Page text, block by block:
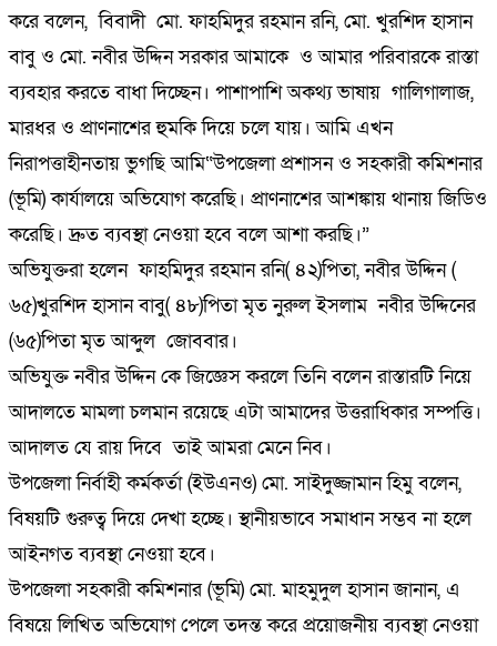
করে বলেন, বিবাদী মো. ফাহমিদুর রহমান রনি, মো. খুরশিদ হাসান
বাবু ও মো. নবীর উদ্দিন সরকার আমাকে ও আমার পরিবারকে রাস্তা
ব্যবহার করতে বাধা দিচ্ছেন। পাশাপাশি অকথ্য ভাষায় গালিগালাজ,
মারধর ও প্রাণনাশের হুমকি দিয়ে চলে যায়। আমি এখন
নিরাপত্তাহীনতায় ভুগছি আমি“উপজেলা প্রশাসন ও সহকারী কমিশনার
(ভূমি) কার্যালয়ে অভিযোগ করেছি। প্রাণনাশের আশঙ্কায় থানায় জিডিও
করেছি। দ্রুত ব্যবস্থা নেওয়া হবে বলে আশা করছি।”
অভিযুক্তরা হলেন ফাহমিদুর রহমান রনি( ৪২)পিতা, নবীর উদ্দিন (
৬৫)খুরশিদ হাসান বাবু( ৪৮)পিতা মৃত নুরুল ইসলাম নবীর উদ্দিনের
(৬৫)পিতা মৃত আব্দুল জোববার।
অভিযুক্ত নবীর উদ্দিন কে জিজ্ঞেস করলে তিনি বলেন রাস্তারটি নিয়ে
আদালতে মামলা চলমান রয়েছে এটা আমাদের উত্তরাধিকার সম্পত্তি।
আদালত যে রায় দিবে তাই আমরা মেনে নিব।
উপজেলা নির্বাহী কর্মকর্তা (ইউএনও) মো. সাইদুজ্জামান হিমু বলেন,
বিষয়টি গুরুত্ব দিয়ে দেখা হচ্ছে। স্থানীয়ভাবে সমাধান সম্ভব না হলে
আইনগত ব্যবস্থা নেওয়া হবে।
উপজেলা সহকারী কমিশনার (ভূমি) মো. মাহমুদুল হাসান জানান, এ
বিষয়ে লিখিত অভিযোগ পেলে তদন্ত করে প্রয়োজনীয় ব্যবস্থা নেওয়া